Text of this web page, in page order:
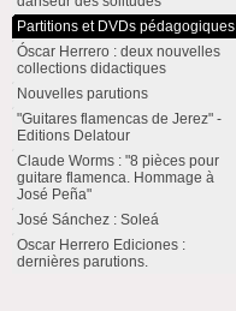
Partitions et DVDs pédagogiques
Óscar Herrero : deux nouvelles
collections didactiques
Nouvelles parutions
"Guitares flamencas de Jerez" -
Editions Delatour
Claude Worms : "8 pièces pour
guitare flamenca. Hommage à
José Peña"
José Sánchez : Soleá
Oscar Herrero Ediciones :
dernières parutions.